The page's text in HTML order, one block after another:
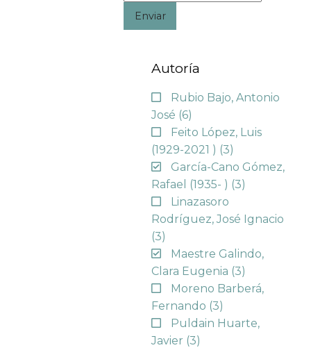
Enviar
Autoría
Rubio Bajo, Antonio
José (6)
Feito López, Luis
(1929-2021 ) (3)
García-Cano Gómez,
Rafael (1935- ) (3)
Linazasoro
Rodríguez, José Ignacio
(3)
Maestre Galindo,
Clara Eugenia (3)
Moreno Barberá,
Fernando (3)
Puldain Huarte,
Javier (3)